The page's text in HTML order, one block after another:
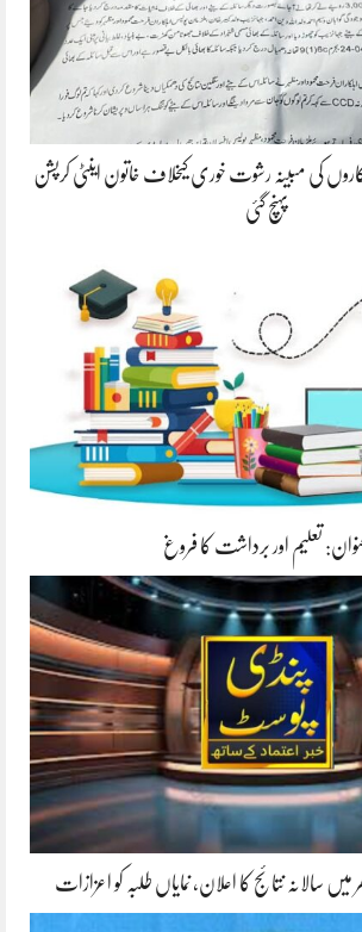
کی مبینہ رشوت خوری کیخلاف خاتون اینٹی کرپشن
پہنچ گئی
تعلیم اور برداشت کا فروغ
میں سالانہ نتائج کا اعلان، نمایاں طلبہ کو اعزازات